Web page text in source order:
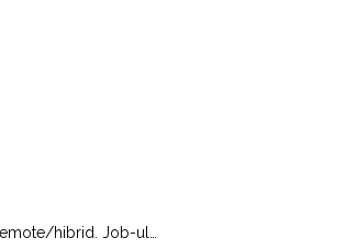
hibrid. Job-ul